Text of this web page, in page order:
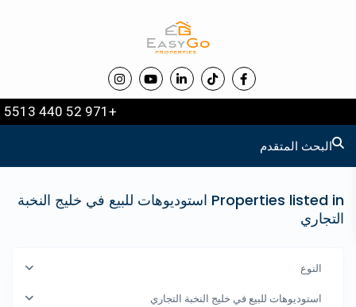
+971 52 440 5513
البحث المتقدم
Properties listed in استوديوهات للبيع في خليج النخبة
التجاري
النوع
استوديوهات للبيع في خليج النخبة التجاري